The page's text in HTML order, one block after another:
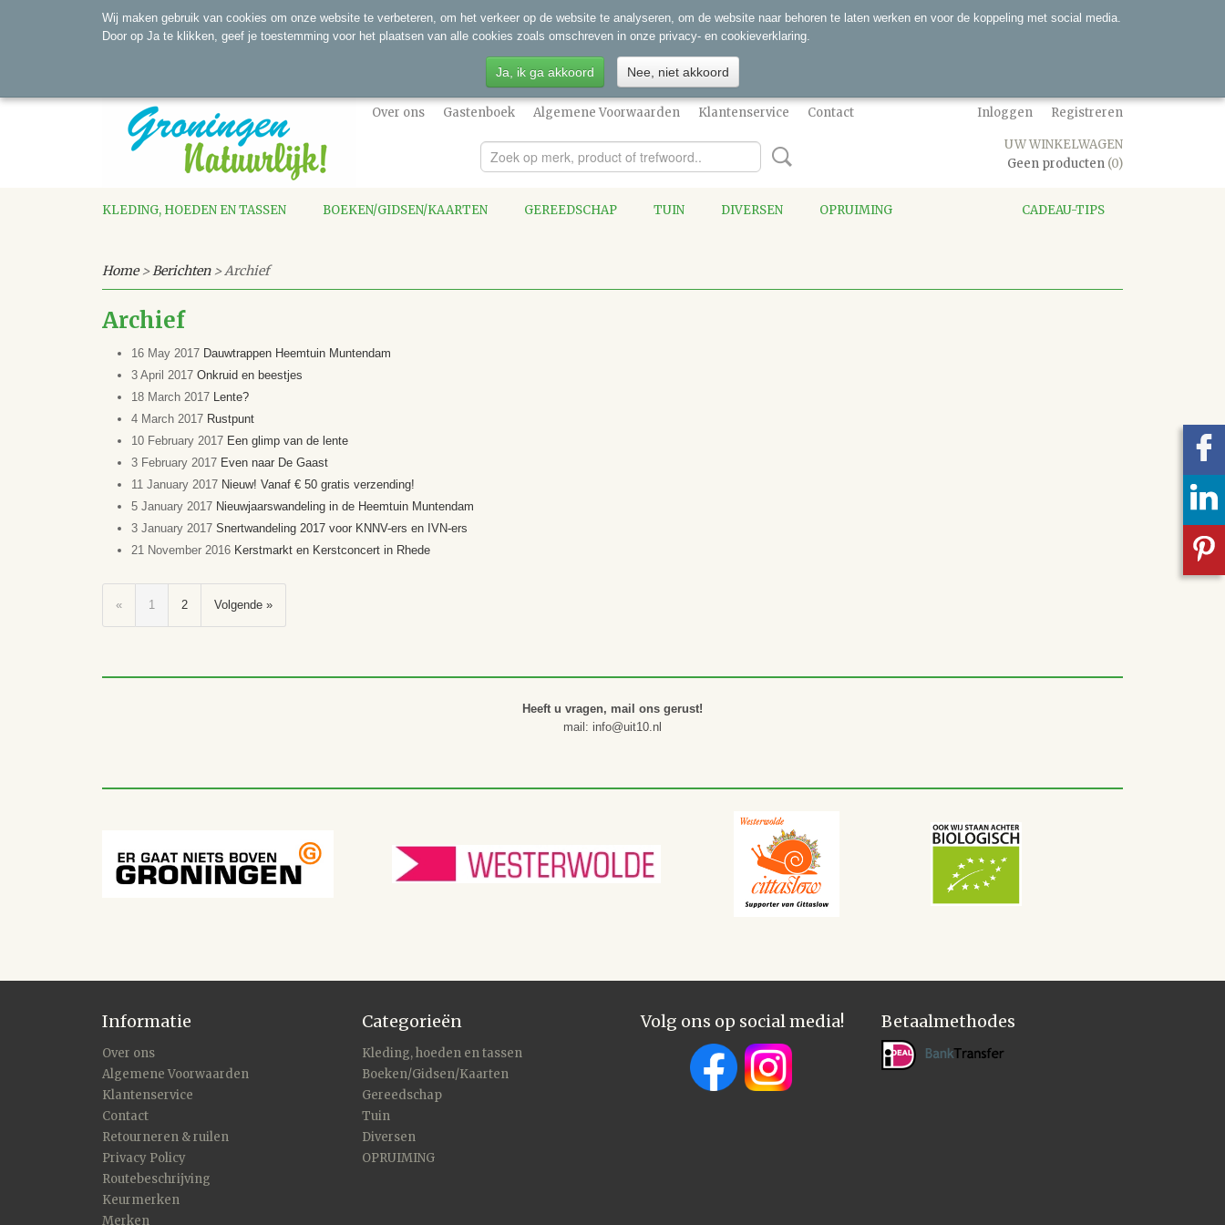
Over ons Gastenboek Algemene Voorwaarden Klantenservice Contact Inloggen Registreren
UW WINKELWAGEN
Geen producten (0)
CADEAU-TIPS
KLEDING, HOEDEN EN TASSEN BOEKEN/GIDSEN/KAARTEN GEREEDSCHAP TUIN DIVERSEN OPRUIMING
Home>Berichten> Archief
Archief
16 May 2017 Dauwtrappen Heemtuin Muntendam
3 April 2017 Onkruid en beestjes
18 March 2017 Lente?
4 March 2017 Rustpunt
10 February 2017 Een glimp van de lente
3 February 2017 Even naar De Gaast
11 January 2017 Nieuw! Vanaf € 50 gratis verzending!
5 January 2017 Nieuwjaarswandeling in de Heemtuin Muntendam
3 January 2017 Snertwandeling 2017 voor KNNV-ers en IVN-ers
21 November 2016 Kerstmarkt en Kerstconcert in Rhede
« 1 2 Volgende »
Heeft u vragen, mail ons gerust!
mail: info@uit10.nl
Informatie
Over ons
Algemene Voorwaarden
Klantenservice
Contact
Retourneren & ruilen
Privacy Policy
Routebeschrijving
Keurmerken
Merken
Categorieën
Kleding, hoeden en tassen
Boeken/Gidsen/Kaarten
Gereedschap
Tuin
Diversen
OPRUIMING
Volg ons op social media! Betaalmethodes
Wij maken gebruik van cookies om onze website te verbeteren, om het verkeer op de website te analyseren, om de website naar behoren te laten werken en voor de koppeling met social media.
Door op Ja te klikken, geef je toestemming voor het plaatsen van alle cookies zoals omschreven in onze privacy- en cookieverklaring.
Ja, ik ga akkoord Nee, niet akkoord